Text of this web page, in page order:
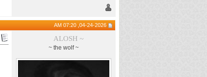
ALOSH ~
~ the wolf ~